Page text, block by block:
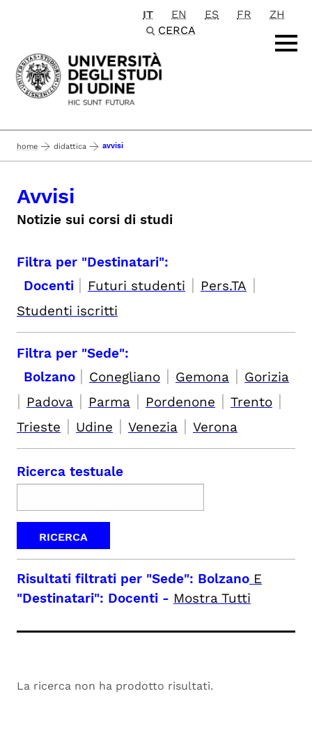
Passa al contenuto principale
IT EN ES FR
ZH
CERCA
home didattica avvisi
Avvisi
Notizie sui corsi di studi
Filtra per "Destinatari":
Docenti | Futuri studenti | Pers.TA |
Studenti iscritti
Filtra per "Sede":
Bolzano | Conegliano | Gemona | Gorizia
| Padova | Parma | Pordenone | Trento |
Trieste | Udine | Venezia | Verona
Ricerca testuale
Risultati filtrati per "Sede": Bolzano E
"Destinatari": Docenti - Mostra Tutti
La ricerca non ha prodotto risultati.